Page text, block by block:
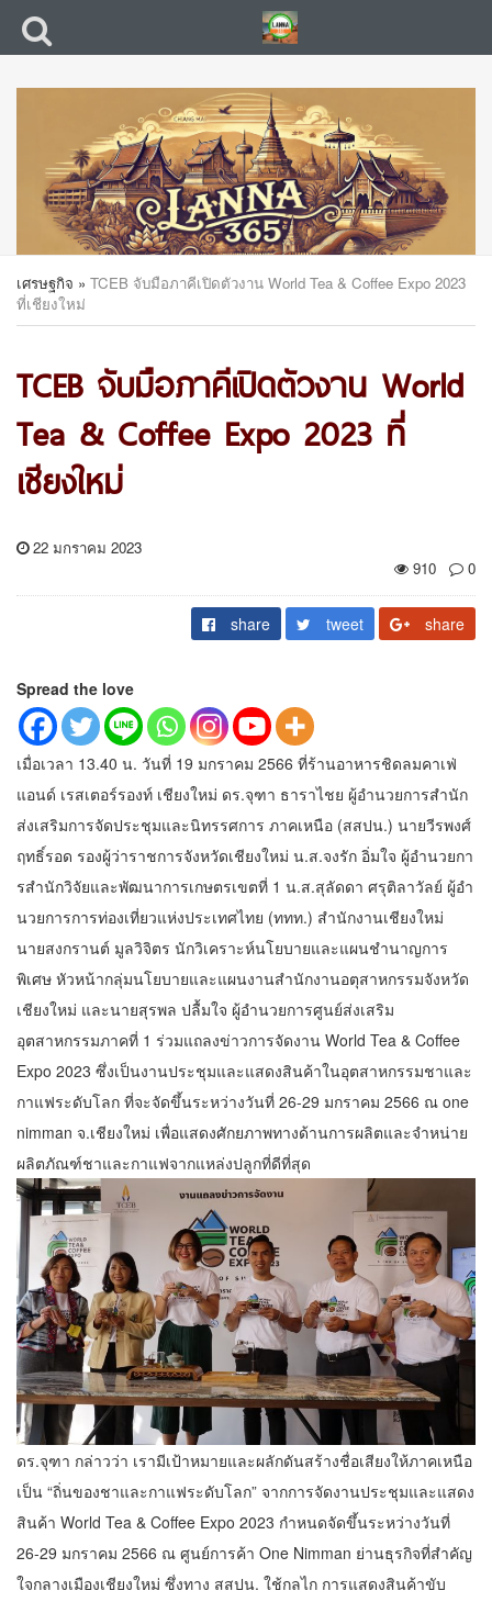
เศรษฐกิจ » TCEB จับมือภาคีเปิดตัวงาน World Tea & Coffee Expo 2023
ที่เชียงใหม่
TCEB จับมือภาคีเปิดตัวงาน World
Tea & Coffee Expo 2023 ที่
เชียงใหม่
22 มกราคม 2023
910
0
share tweet share
Spread the love
เมื่อเวลา 13.40 น. วันที่ 19 มกราคม 2566 ที่ร้านอาหารชิดลมคาเฟ่
แอนด์ เรสเตอร์รองท์ เชียงใหม่ ดร.จุฑา ธาราไชย ผู้อํานวยการสํานัก
ส่งเสริมการจัดประชุมและนิทรรศการ ภาคเหนือ (สสปน.) นายวีรพงศ์
ฤทธิ์รอด รองผู้ว่าราชการจังหวัดเชียงใหม่ น.ส.จงรัก อิ่มใจ ผู้อํานวยกา
รสํานักวิจัยและพัฒนาการเกษตรเขตที่ 1 น.ส.สุลัดดา ศรุติลาวัลย์ ผู้อํา
นวยการการท่องเที่ยวแห่งประเทศไทย (ททท.) สํานักงานเชียงใหม่
นายสงกรานต์ มูลวิจิตร นักวิเคราะห์นโยบายและแผนชํานาญการ
พิเศษ หัวหน้ากลุ่มนโยบายและแผนงานสํานักงานอตุสาหกรรมจังหวัด
เชียงใหม่ และนายสุรพล ปลื้มใจ ผู้อํานวยการศูนย์ส่งเสริม
อุตสาหกรรมภาคที่ 1 ร่วมแถลงข่าวการจัดงาน World Tea & Coffee
Expo 2023 ซึ่งเป็นงานประชุมและแสดงสินค้าในอุตสาหกรรมชาและ
กาแฟระดับโลก ที่จะจัดขึ้นระหว่างวันที่ 26-29 มกราคม 2566 ณ one
nimman จ.เชียงใหม่ เพื่อแสดงศักยภาพทางด้านการผลิตและจำหน่าย
ผลิตภัณฑ์ชาและกาแฟจากแหล่งปลูกที่ดีที่สุด
ดร.จุฑา กล่าวว่า เรามีเป้าหมายและผลักดันสร้างชื่อเสียงให้ภาคเหนือ
เป็น “ถิ่นของชาและกาแฟระดับโลก” จากการจัดงานประชุมและแสดง
สินค้า World Tea & Coffee Expo 2023 กําหนดจัดขึ้นระหว่างวันที่
26-29 มกราคม 2566 ณ ศูนย์การค้า One Nimman ย่านธุรกิจที่สําคัญ
ใจกลางเมืองเชียงใหม่ ซึ่งทาง สสปน. ใช้กลไก การแสดงสินค้าขับ